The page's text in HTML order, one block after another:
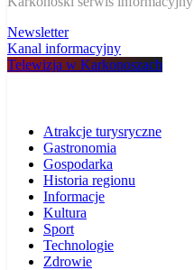
Newsletter
Kanal informacyjny
Telewizja w Karkonoszach
Atrakcje turysryczne
Gastronomia
Gospodarka
Historia regionu
Informacje
Kultura
Sport
Technologie
Zdrowie